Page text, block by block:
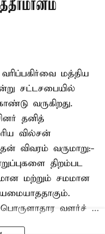
மத்திய
சட்டசபையில்
வருகிறது.
தனித்
வில்சன்
விவரம் வருமாறு:-
திறம்பட
மற்றும் சமமான
வளர்ச் ...